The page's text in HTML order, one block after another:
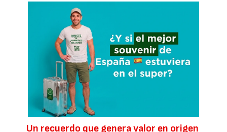
Un recuerdo que genera valor en origen